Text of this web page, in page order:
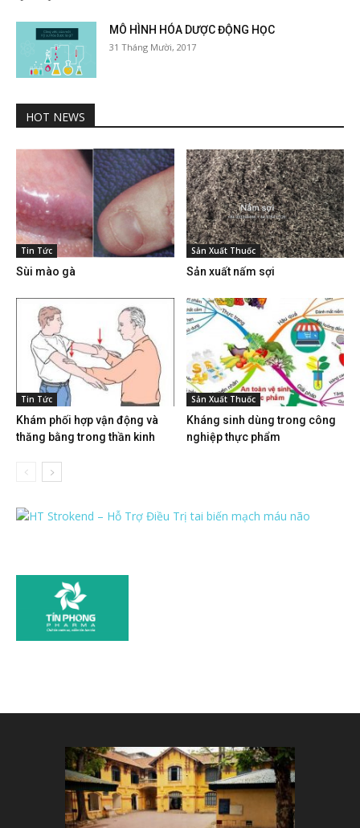
MÔ HÌNH HÓA DƯỢC ĐỘNG HỌC
31 Tháng Mười, 2017
HOT NEWS
Tin Tức
Sùi mào gà
Sản Xuất Thuốc
Sản xuất nấm sợi
Tin Tức
Khám phối hợp vận động và
thăng bằng trong thần kinh
Sản Xuất Thuốc
Kháng sinh dùng trong công
nghiệp thực phẩm